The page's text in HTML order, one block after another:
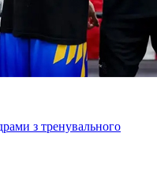
з тренувального